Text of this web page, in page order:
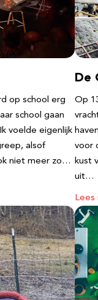
op school erg
school gaan
voelde eigenlijk
alsof
niet meer zo…
De
Op
voor
kust
uit…
Lees